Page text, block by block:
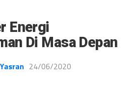
Energi
Di Masa Depan
24/06/2020